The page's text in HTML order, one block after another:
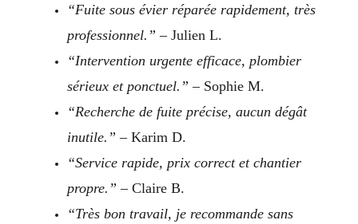
“Fuite sous évier réparée rapidement, très
professionnel.” – Julien L.
“Intervention urgente efficace, plombier
sérieux et ponctuel.” – Sophie M.
“Recherche de fuite précise, aucun dégât
inutile.” – Karim D.
“Service rapide, prix correct et chantier
propre.” – Claire B.
“Très bon travail, je recommande sans